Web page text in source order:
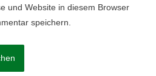
und Website in diesem Browser
speichern.